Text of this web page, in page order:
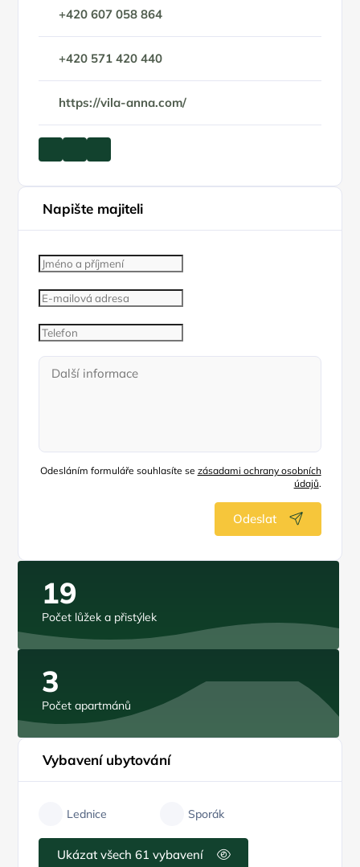
+420 607 058 864
+420 571 420 440
https://vila-anna.com/
Napište majiteli
Odesláním formuláře souhlasíte se zásadami ochrany osobních
údajů.
Odeslat
19
Počet lůžek a přistýlek
3
Počet apartmánů
Vybavení ubytování
Lednice Sporák
Ukázat všech 61 vybavení